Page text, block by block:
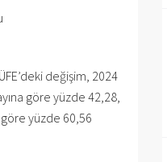
değişim, 2024
göre yüzde 42,28,
göre yüzde 60,56